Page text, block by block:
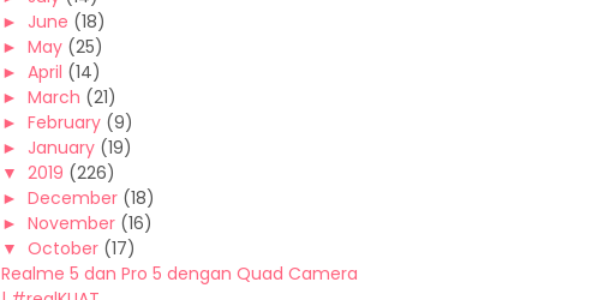
► June (18)
► May (25)
► April (14)
► March (21)
► February (9)
► January (19)
▼ 2019 (226)
► December (18)
► November (16)
▼ October (17)
Realme 5 dan Pro 5 dengan Quad Camera